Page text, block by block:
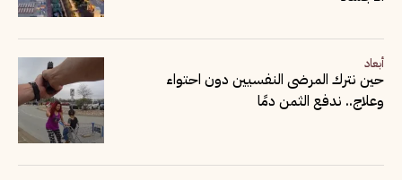
أبعاد
حين نترك المرضى النفسيين دون احتواء
وعلاج.. ندفع الثمن دمًا